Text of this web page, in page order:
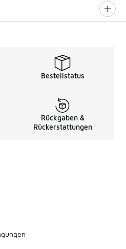
Bestellstatus
Rückgaben &
Rückerstattungen